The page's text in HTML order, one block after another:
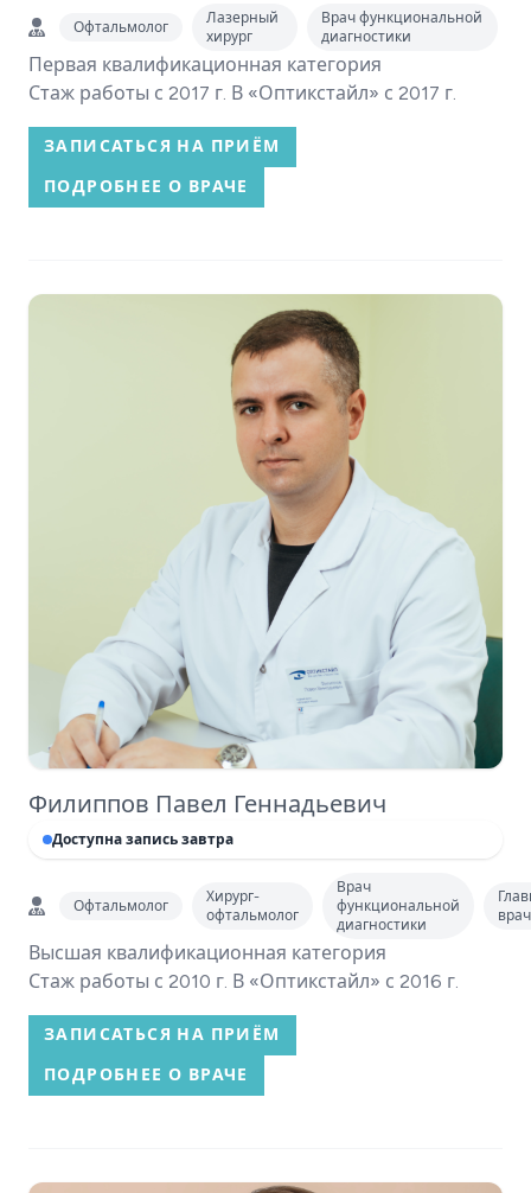
Офтальмолог
Лазерный
хирург
Врач функциональной
диагностики
Первая квалификационная категория
Стаж работы с 2017 г. В «Оптикстайл» с 2017 г.
ЗАПИСАТЬСЯ НА ПРИЁМ
ПОДРОБНЕЕ О ВРАЧЕ
Филиппов Павел Геннадьевич
Доступна запись завтра
Офтальмолог
Хирург-
офтальмолог
Врач
функциональной
диагностики
врач
Высшая квалификационная категория
Стаж работы с 2010 г. В «Оптикстайл» с 2016 г.
ЗАПИСАТЬСЯ НА ПРИЁМ
ПОДРОБНЕЕ О ВРАЧЕ